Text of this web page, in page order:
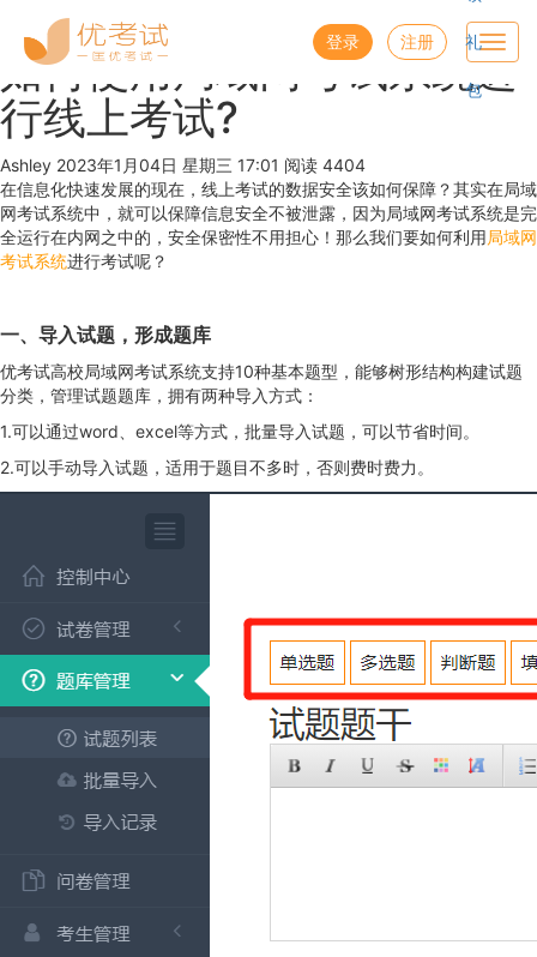
登录 注册 礼
包
如何使用局域网考试系统进
行线上考试?
Ashley 2023年1月04日 星期三 17:01 阅读 4404
在信息化快速发展的现在，线上考试的数据安全该如何保障？其实在局域
网考试系统中，就可以保障信息安全不被泄露，因为局域网考试系统是完
全运行在内网之中的，安全保密性不用担心！那么我们要如何利用局域网
考试系统进行考试呢？
一、导入试题，形成题库
优考试高校局域网考试系统支持10种基本题型，能够树形结构构建试题
分类，管理试题题库，拥有两种导入方式：
1.可以通过word、excel等方式，批量导入试题，可以节省时间。
2.可以手动导入试题，适用于题目不多时，否则费时费力。